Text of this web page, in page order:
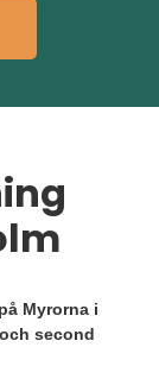
Myrorna i
second